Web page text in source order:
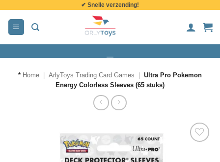
inhoud
✔ Snelle verzending!
* Home ArlyToys Trading Card Games
Ultra Pro Pokemon
Energy Colorless Sleeves (65 stuks)